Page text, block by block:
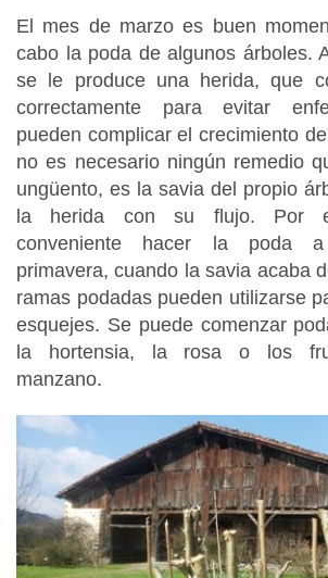
El mes de marzo es buen
cabo la poda de algunos árboles.
se le produce una herida, que
correctamente para evitar
pueden complicar el crecimiento
no es necesario ningún remedio
ungüento, es la savia del propio
la herida con su flujo. Por
conveniente hacer la poda
primavera, cuando la savia acaba
ramas podadas pueden utilizarse
esquejes. Se puede comenzar
la hortensia, la rosa o los
manzano.